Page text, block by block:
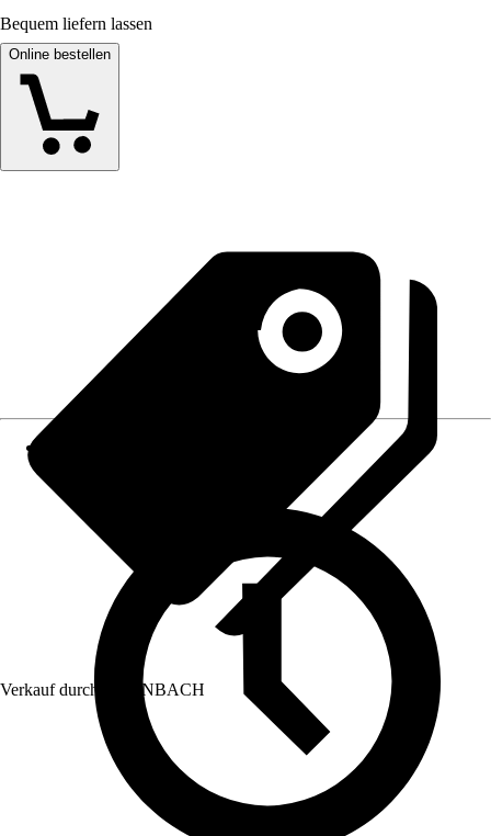
Bequem liefern lassen
Online bestellen
Verkauf durch: HORNBACH